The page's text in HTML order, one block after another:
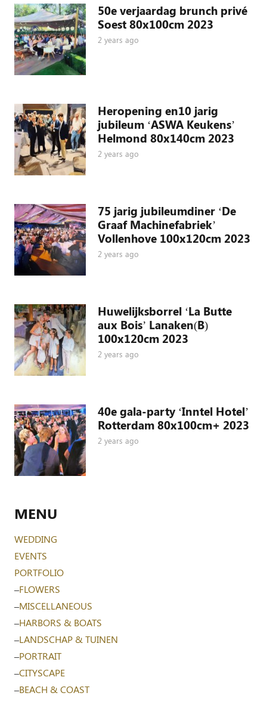
50e verjaardag brunch privé
Soest 80x100cm 2023
2 years ago
Heropening en10 jarig
jubileum ‘ASWA Keukens’
Helmond 80x140cm 2023
2 years ago
75 jarig jubileumdiner ‘De
Graaf Machinefabriek’
Vollenhove 100x120cm 2023
2 years ago
Huwelijksborrel ‘La Butte
aux Bois’ Lanaken(B)
100x120cm 2023
2 years ago
40e gala-party ‘Inntel Hotel’
Rotterdam 80x100cm+ 2023
2 years ago
MENU
WEDDING
EVENTS
PORTFOLIO
–FLOWERS
–MISCELLANEOUS
–HARBORS & BOATS
–LANDSCHAP & TUINEN
–PORTRAIT
–CITYSCAPE
–BEACH & COAST